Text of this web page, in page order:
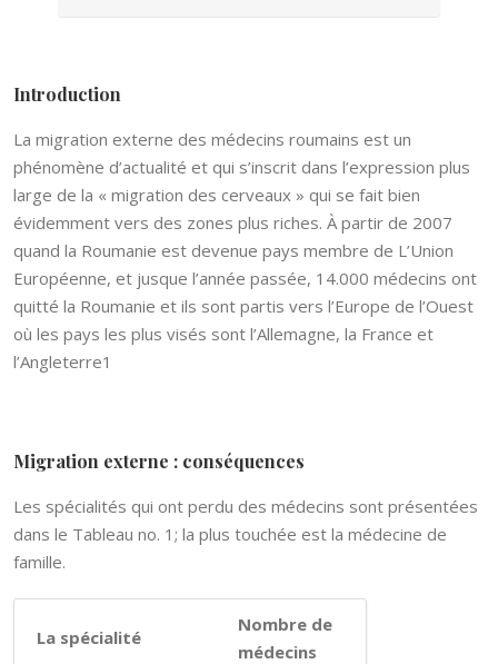
Introduction
La migration externe des médecins roumains est un
phénomène d’actualité et qui s’inscrit dans l’expression plus
large de la « migration des cerveaux » qui se fait bien
évidemment vers des zones plus riches. À partir de 2007
quand la Roumanie est devenue pays membre de L’Union
Européenne, et jusque l’année passée, 14.000 médecins ont
quitté la Roumanie et ils sont partis vers l’Europe de l’Ouest
où les pays les plus visés sont l’Allemagne, la France et
l’Angleterre1
Migration externe : conséquences
Les spécialités qui ont perdu des médecins sont présentées
dans le Tableau no. 1; la plus touchée est la médecine de
famille.
La spécialité
Nombre de
médecins